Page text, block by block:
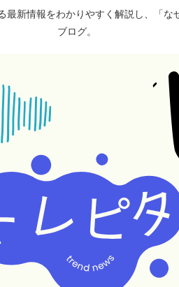
新情報をわかりやすく解説し、「
ブログ。